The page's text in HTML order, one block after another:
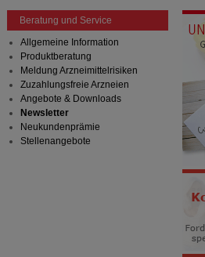
Beratung und Service
Allgemeine Information
Produktberatung
Meldung Arzneimittelrisiken
Zuzahlungsfreie Arzneien
Angebote & Downloads
Newsletter
Neukundenprämie
Stellenangebote